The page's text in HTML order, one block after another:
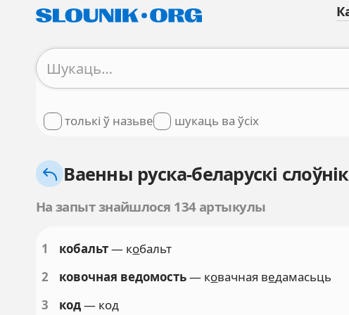
толькі ў назьве шукаць ва ўсіх
Ваенны руска-беларускі слоўнік
На запыт знайшлося 134 артыкулы
1 кобальт— кобальт
2
ковочная ведомость— ковачная ведамасьць
3
код— код